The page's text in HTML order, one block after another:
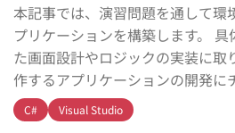
本記事では、演習問題を通して環
プリケーションを構築します。
た画面設計やロジックの実装に取
作するアプリケーションの開発に
C# Visual Studio